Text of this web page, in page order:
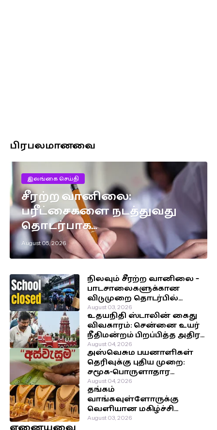
பிரபலமானவை
இலங்கை செய்தி
சீரற்ற வானிலை:
பரீட்சைகளை நடத்துவது
தொடர்பாக
எடுக்கப்பட்டுள்ள முக்கிய
தீர்மானம்!
August 05, 2026
நிலவும் சீரற்ற வானிலை –
பாடசாலைகளுக்கான
விடுமுறை தொடர்பில்
வௌியான தகவல்!
August 03, 2026
உதயநிதி ஸ்டாலின் கைது
விவகாரம்: சென்னை உயர்
நீதிமன்றம் பிறப்பித்த அதிரடி
உத்தரவு!
August 04, 2026
அஸ்வெசும பயனாளிகள்
தெரிவுக்கு புதிய முறை:
சமூக-பொருளாதார
நிலைக்கு முன்னுரிமை!
August 04, 2026
தங்கம்
வாங்கவுள்ளோருக்கு
வெளியான மகிழ்ச்சி
தகவல்!
August 03, 2026